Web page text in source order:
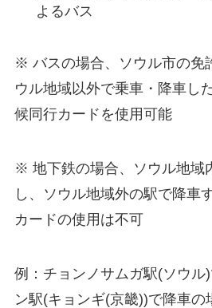
よるバス
※ バスの場合、ソウル市の免
ウル地域以外で乗車・降車し
候同行カードを使用可能
※ 地下鉄の場合、ソウル地域
し、ソウル地域外の駅で降車
カードの使用は不可
例：チョンノサムガ駅(ソウ
ン駅(キョンギ(京畿))で降車の